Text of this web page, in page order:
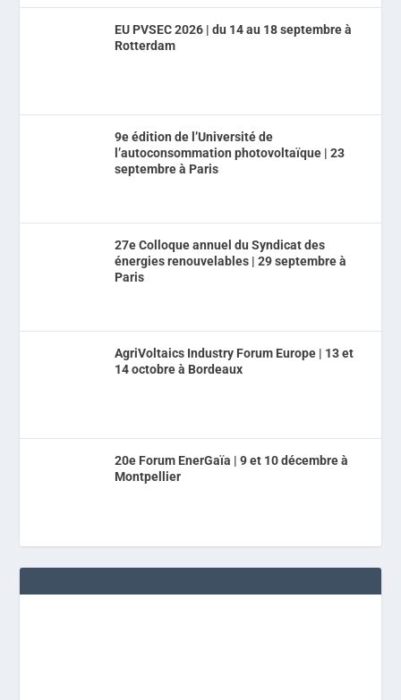
EU PVSEC 2026 | du 14 au 18 septembre à
Rotterdam
9e édition de l’Université de
l’autoconsommation photovoltaïque | 23
septembre à Paris
27e Colloque annuel du Syndicat des
énergies renouvelables | 29 septembre à
Paris
AgriVoltaics Industry Forum Europe | 13 et
14 octobre à Bordeaux
20e Forum EnerGaïa | 9 et 10 décembre à
Montpellier